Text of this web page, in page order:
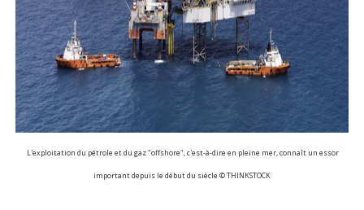
L'exploitation du pétrole et du gaz "offshore", c'est-à-dire en pleine mer, connaît un essor
important depuis le début du siècle © THINKSTOCK